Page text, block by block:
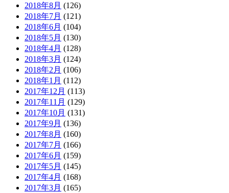
2018年8月 (126)
2018年7月 (121)
2018年6月 (104)
2018年5月 (130)
2018年4月 (128)
2018年3月 (124)
2018年2月 (106)
2018年1月 (112)
2017年12月 (113)
2017年11月 (129)
2017年10月 (131)
2017年9月 (136)
2017年8月 (160)
2017年7月 (166)
2017年6月 (159)
2017年5月 (145)
2017年4月 (168)
2017年3月 (165)